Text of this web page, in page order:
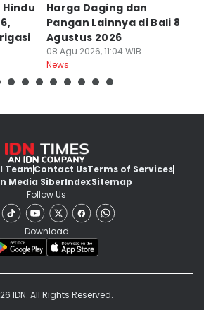
Harga Daging dan
Pangan Lainnya di Bali 8
Agustus 2026
08 Agu 2026, 11:04 WIB
News
TeamContact UsTerms of Services
Media SiberIndexSitemap
Follow Us
Download
IDN. All Rights Reserved.